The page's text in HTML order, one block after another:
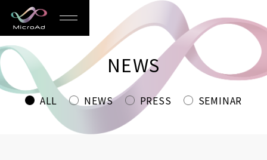
MicroAd
-
Redesigning
the
Future
NEWS
ALL NEWS PRESS SEMINAR